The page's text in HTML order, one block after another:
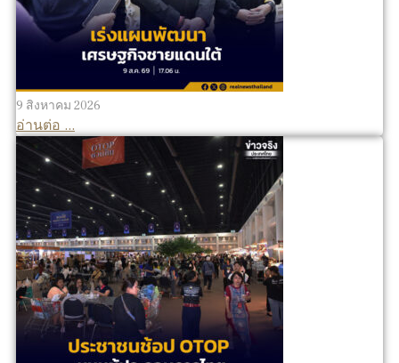
9 สิงหาคม 2026
อ่านต่อ ...